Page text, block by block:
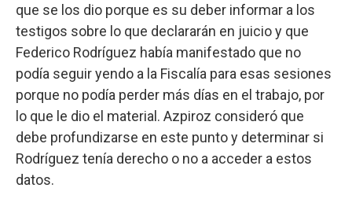
que se los dio porque es su deber informar a los
testigos sobre lo que declararán en juicio y que
Federico Rodríguez había manifestado que no
podía seguir yendo a la Fiscalía para esas sesiones
porque no podía perder más días en el trabajo, por
lo que le dio el material. Azpiroz consideró que
debe profundizarse en este punto y determinar si
Rodríguez tenía derecho o no a acceder a estos
datos.